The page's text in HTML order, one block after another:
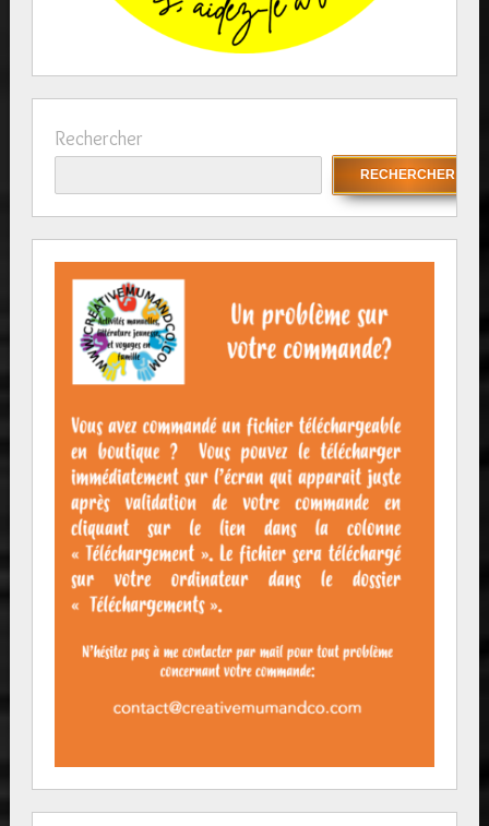
Rechercher
RECHERCHER